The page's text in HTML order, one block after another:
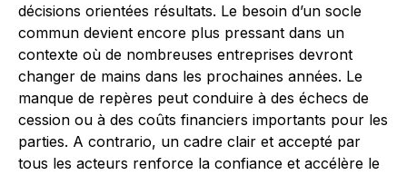
décisions orientées résultats. Le besoin d’un socle
commun devient encore plus pressant dans un
contexte où de nombreuses entreprises devront
changer de mains dans les prochaines années. Le
manque de repères peut conduire à des échecs de
cession ou à des coûts financiers importants pour les
parties. A contrario, un cadre clair et accepté par
tous les acteurs renforce la confiance et accélère le